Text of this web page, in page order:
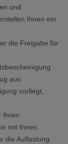
und
Ihnen ein
die Freigabe für
aus.
vorliegt,
Ihren
mit Ihnen.
die Auflastung